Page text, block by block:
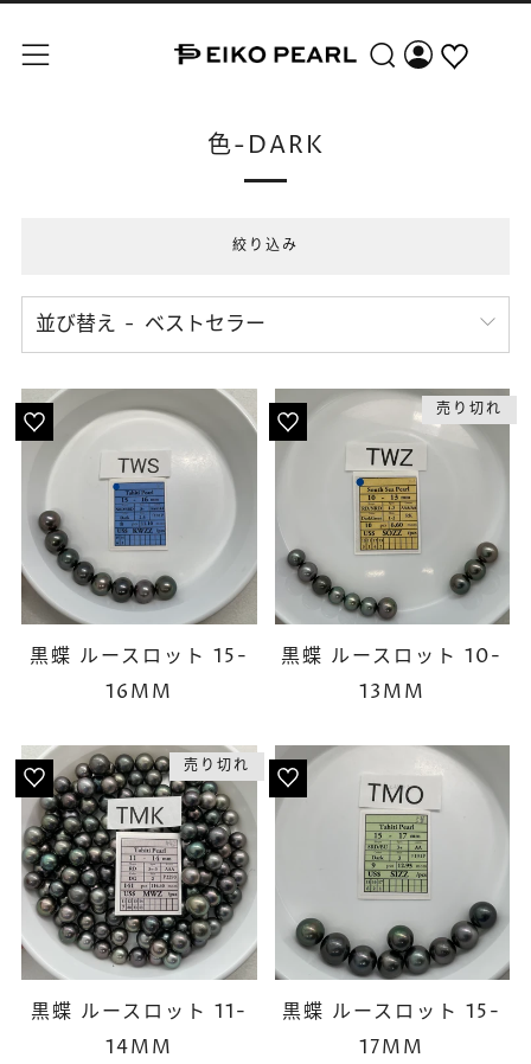
メニュー 検索
色-DARK
絞り込み
並び替え
黒蝶 ルースロット 15-
16MM
売り切れ
黒蝶 ルースロット 10-
13MM
売り切れ
黒蝶 ルースロット 11-
14MM
黒蝶 ルースロット 15-
17MM